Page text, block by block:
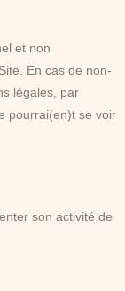
et non
En cas de non-
légales, par
pourrai(en)t se voir
son activité de